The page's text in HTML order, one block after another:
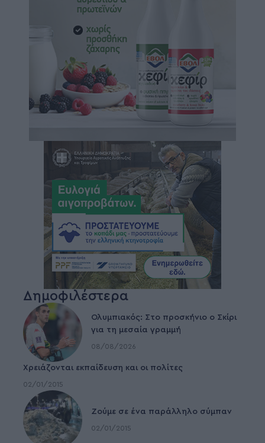
Δημοφιλέστερα
Ολυμπιακός: Στο προσκήνιο ο Σκίρι
για τη μεσαία γραμμή
08/08/2026
Χρειάζονται εκπαίδευση και οι πολίτες
02/01/2015
Ζούμε σε ένα παράλληλο σύμπαν
02/01/2015